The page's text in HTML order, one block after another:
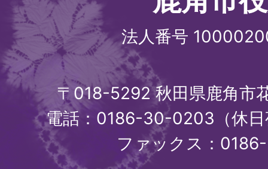
法人番号
〒018-5292 秋田県鹿角市
電話：0186-30-0203（休
ファックス：